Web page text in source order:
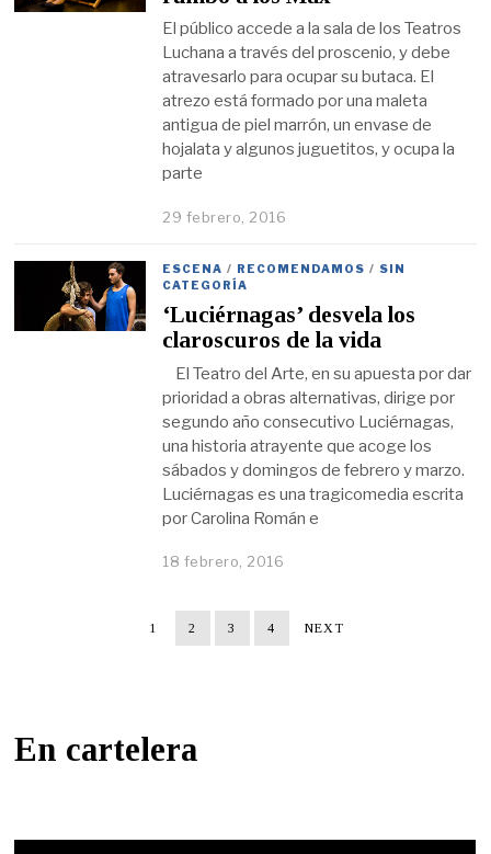
El público accede a la sala de los Teatros
Luchana a través del proscenio, y debe
atravesarlo para ocupar su butaca. El
atrezo está formado por una maleta
antigua de piel marrón, un envase de
hojalata y algunos juguetitos, y ocupa la
parte
29 febrero, 2016
ESCENA / RECOMENDAMOS / SIN
CATEGORÍA
‘Luciérnagas’ desvela los
claroscuros de la vida
El Teatro del Arte, en su apuesta por dar
prioridad a obras alternativas, dirige por
segundo año consecutivo Luciérnagas,
una historia atrayente que acoge los
sábados y domingos de febrero y marzo.
Luciérnagas es una tragicomedia escrita
por Carolina Román e
18 febrero, 2016
1 2 3 4 NEXT
En cartelera